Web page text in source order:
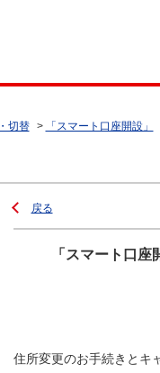
切替 > 「スマート口座開設」
戻る
「スマート口
住所変更のお手続きとキ